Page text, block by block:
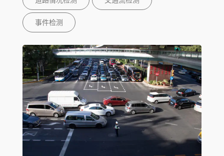
事件检测